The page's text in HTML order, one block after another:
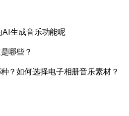
生成音乐功能呢
哪些？
？如何选择电子相册音乐素材？